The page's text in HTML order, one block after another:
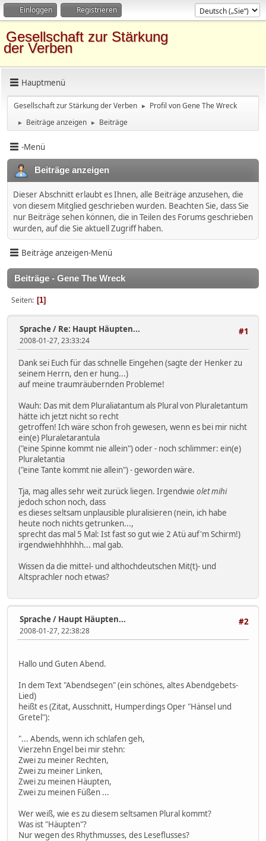
Einloggen Registrieren
Gesellschaft zur Stärkung
der Verben
Hauptmenü
Gesellschaft zur Stärkung der Verben ► Profil von Gene The Wreck
► Beiträge anzeigen ► Beiträge
-Menü
Beiträge anzeigen
Dieser Abschnitt erlaubt es Ihnen, alle Beiträge anzusehen, die
von diesem Mitglied geschrieben wurden. Beachten Sie, dass Sie
nur Beiträge sehen können, die in Teilen des Forums geschrieben
wurden, auf die Sie aktuell Zugriff haben.
Beiträge anzeigen-Menü
Beiträge - Gene The Wreck
Seiten 1
#1
Sprache/ Re: Haupt Häupten...
2008-01-27, 23:33:24
Dank sei Euch für das schnelle Eingehen (sagte der Henker zu
seinem Herrn, den er hung...)
auf meine traumräubernden Probleme!
Wauh: Das mit dem Pluraliatantum als Plural von Pluraletantum
hätte ich jetzt nicht so recht
getroffen! Ich wäre schon froh gewesen, wenn es bei mir nicht
ein(e) Pluraletarantula
("eine Spinne kommt nie allein") oder - noch schlimmer: ein(e)
Pluraletantia
("eine Tante kommt nie allein") - geworden wäre.
Tja, mag alles sehr weit zurück liegen. Irgendwie olet mihi
jedoch schon noch, dass
es dieses seltsam unplausible pluralisieren (nein, ich habe
heute noch nichts getrunken...,
sprecht das mal 5 Mal: Ist fast so gut wie 2 Atü auf'm Schirm!)
irgendwiehhhhhh... mal gab.
Wissen da die mittel- und althochdeutschen Mit(t)- und
Altsprachler noch etwas?
#2
Sprache/ Haupt Häupten...
2008-01-27, 22:38:28
Hallo und Guten Abend.
In dem Text "Abendsegen" (ein schönes, altes Abendgebets-
Lied)
heißt es (Zitat, Ausschnitt, Humperdings Oper "Hänsel und
Gretel"):
"... Abends, wenn ich schlafen geh,
Vierzehn Engel bei mir stehn:
Zwei zu meiner Rechten,
Zwei zu meiner Linken,
Zwei zu meinen Häupten,
Zwei zu meinen Füßen ...
Wer weiß, wie es zu diesem seltsamen Plural kommt?
Was ist "Häupten"?
Nur wegen des Rhythmusses, des Leseflusses?